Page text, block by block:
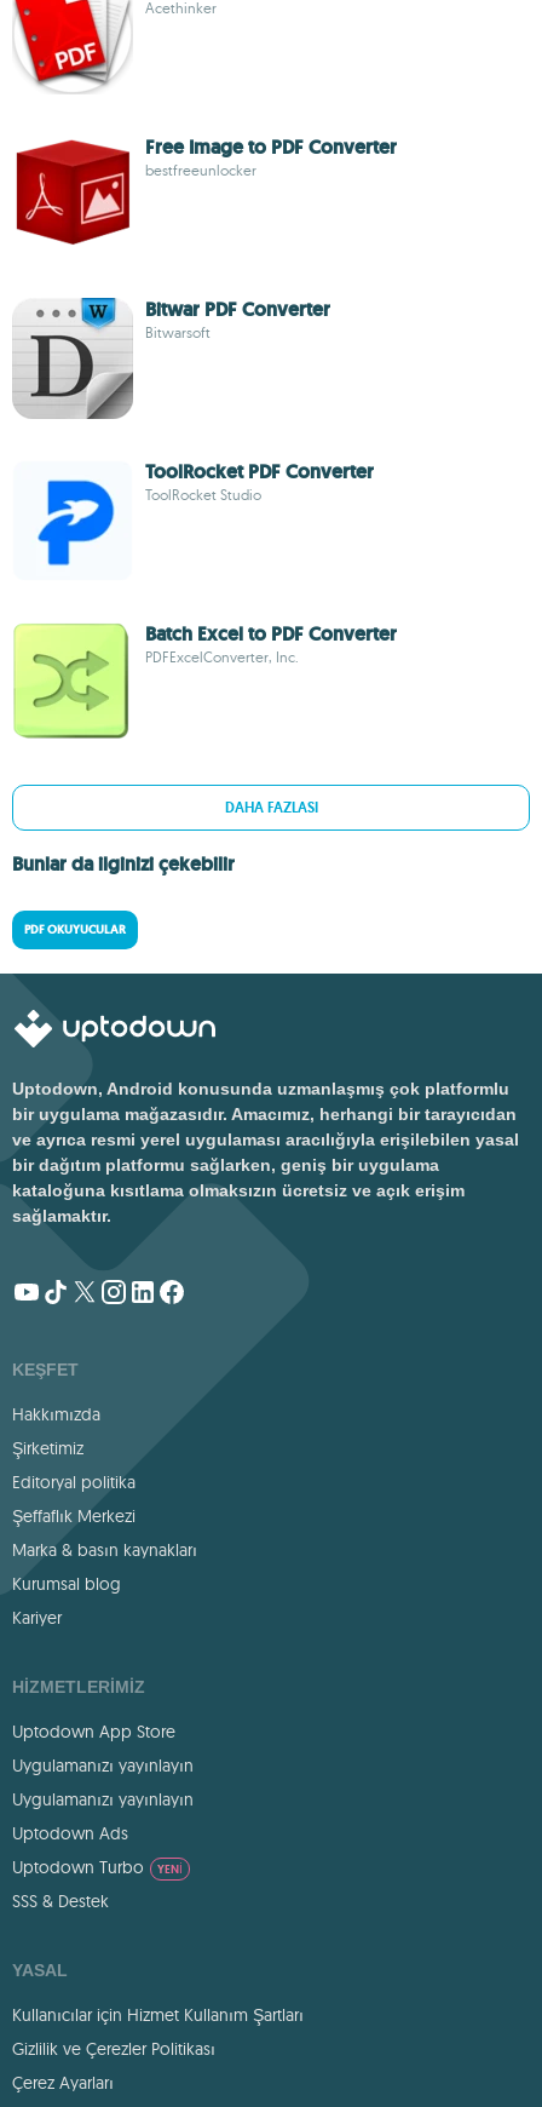
Acethinker
Free Image to PDF Converter
bestfreeunlocker
Bitwar PDF Converter
Bitwarsoft
ToolRocket PDF Converter
ToolRocket Studio
Batch Excel to PDF Converter
PDFExcelConverter, Inc.
DAHA FAZLASI
Bunlar da ilginizi çekebilir
PDF OKUYUCULAR
Uptodown, Android konusunda uzmanlaşmış çok platformlu
bir uygulama mağazasıdır. Amacımız, herhangi bir tarayıcıdan
ve ayrıca resmi yerel uygulaması aracılığıyla erişilebilen yasal
bir dağıtım platformu sağlarken, geniş bir uygulama
kataloğuna kısıtlama olmaksızın ücretsiz ve açık erişim
sağlamaktır.
KEŞFET
Hakkımızda
Şirketimiz
Editoryal politika
Şeffaflık Merkezi
Marka & basın kaynakları
Kurumsal blog
Kariyer
HIZMETLERIMIZ
Uptodown App Store
Uygulamanızı yayınlayın
Uygulamanızı yayınlayın
Uptodown Ads
Uptodown Turbo
YENI
SSS & Destek
YASAL
Kullanıcılar için Hizmet Kullanım Şartları
Gizlilik ve Çerezler Politikası
Çerez Ayarları